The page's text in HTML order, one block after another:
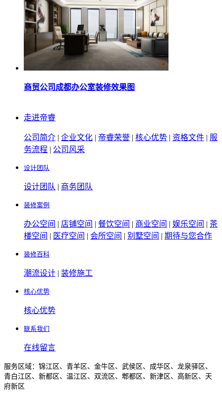
商贸公司成都办公室装修效果图​
走进帝睿
公司简介 | 企业文化 | 帝睿荣誉 | 核心优势 | 资格文件 | 服
务流程 | 公司风采
设计团队
设计团队 | 商务团队
装修案例
办公空间 | 店铺空间 | 餐饮空间 | 商业空间 | 娱乐空间 | 茶
楼空间 | 医疗空间 | 会所空间 | 别墅空间 | 期待与您合作
装修百科
潮流设计 | 装修施工
核心优势
核心优势
联系我们
在线留言
服务区域：锦江区、青羊区、金牛区、武侯区、成华区、龙泉驿区、
青白江区、新都区、温江区、双流区、郫都区、新津区、高新区、天
府新区